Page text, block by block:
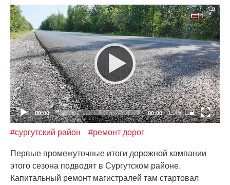
Видеоплеер
00:00 00:00 1.00x
#сургутский район #ремонт дорог
Первые промежуточные итоги дорожной кампании
этого сезона подводят в Сургутском районе.
Капитальный ремонт магистралей там стартовал